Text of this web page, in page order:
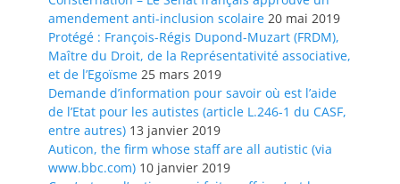
amendement anti-inclusion scolaire 20 mai 2019
Protégé : François-Régis Dupond-Muzart (FRDM),
Maître du Droit, de la Représentativité associative,
et de l’Egoïsme 25 mars 2019
Demande d’information pour savoir où est l’aide
de l’Etat pour les autistes (article L.246-1 du CASF,
entre autres) 13 janvier 2019
Auticon, the firm whose staff are all autistic (via
www.bbc.com) 10 janvier 2019